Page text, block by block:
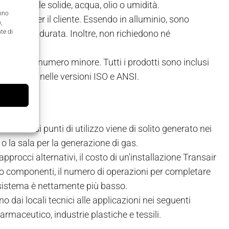
di
particelle solide, acqua, olio o umidità.
per il cliente. Essendo in alluminio, sono
di lunga durata. Inoltre, non richiedono né
e in numero minore. Tutti i prodotti sono inclusi
che nelle versioni ISO e ANSI.
diversi punti di utilizzo viene di solito generato nei
la sala per la generazione di gas.
alternativi, il costo di un'installazione Transair
componenti, il numero di operazioni per completare
è nettamente più basso.
dai locali tecnici alle applicazioni nei seguenti
industrie plastiche e tessili.